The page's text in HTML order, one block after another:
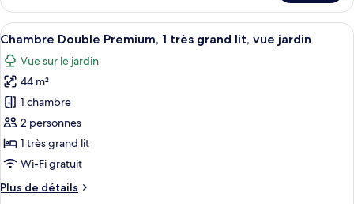
Deluxe
le
type
de
chambre
Chambre
Double
Deluxe
Afficher
toutes
les
photos
pour
ce
type
de
chambre :
Chambre
Une chambre moderne avec une
11
Chambre Double Premium, 1 très grand lit, vue jardin
Vue sur le jardin
44 m²
1 chambre
2 personnes
1 très grand lit
Wi-Fi gratuit
Plus de détails
Plus